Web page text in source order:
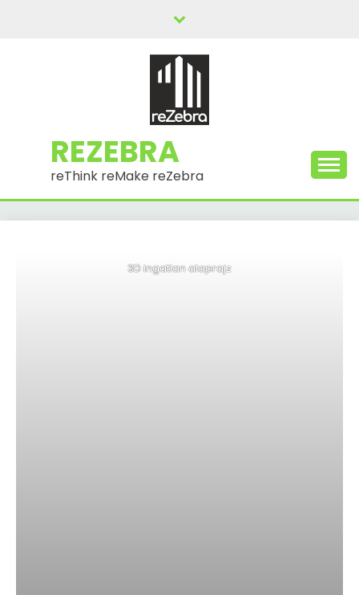
REZEBRA
reThink reMake reZebra
3D ingatlan alaprajz